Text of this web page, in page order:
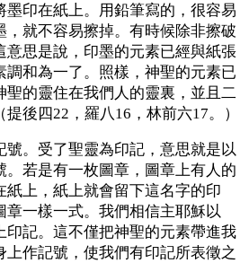
墨印在紙上。用鉛筆寫的，很容易
，就不容易擦掉。有時候除非擦破
意思是說，印墨的元素已經與紙張
調和為一了。照樣，神聖的元素已
聖的靈住在我們人的靈裏，並且二
後四22，羅八16，林前六17。）
號。受了聖靈為印記，意思就是以
。若是有一枚圖章，圖章上有人的
紙上，紙上就會留下這名字的印
章一樣一式。我們相信主耶穌以
印記。這不僅把神聖的元素帶進我
上作記號，使我們有印記所表徵之